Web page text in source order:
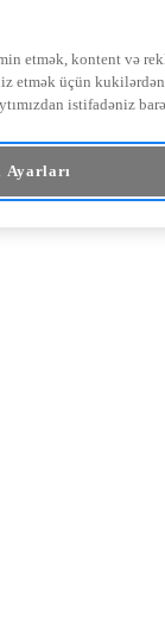
etmək, kontent və
etmək üçün
istifadəniz
Ayarları